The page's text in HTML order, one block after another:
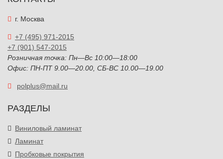
г. Москва
+7 (495) 971-2015
+7 (901) 547-2015
Розничная точка: Пн—Вс 10:00—18:00
Офис: ПН-ПТ 9.00—20.00, СБ-ВС 10.00—19.00
polplus@mail.ru
РАЗДЕЛЫ
Виниловый ламинат
Ламинат
Пробковые покрытия